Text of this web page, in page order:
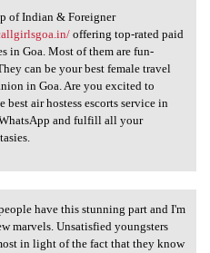
of Indian &
of Indian & Foreigner
offering top-rated paid
in Goa. Most of them are fun-
can be your best female travel
in Goa. Are you excited to
best air hostess escorts service in
and fulfill all your
people have this
have this stunning part and I'm
marvels. Unsatisfied youngsters
in light of the fact that they know